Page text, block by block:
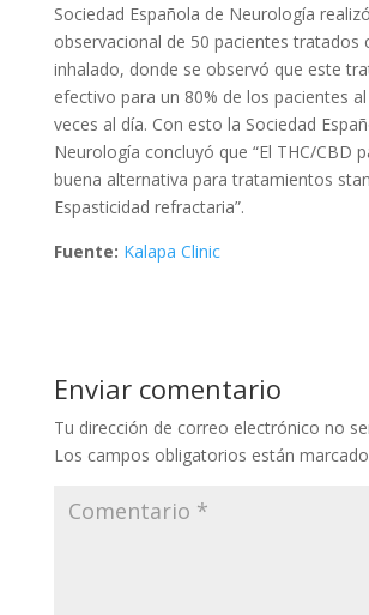
Sociedad Española de Neurología
observacional de 50 pacientes tratados
inhalado, donde se observó que este
efectivo para un 80% de los pacientes
veces al día. Con esto la Sociedad
Neurología concluyó que “El THC/CBD
buena alternativa para tratamientos
Espasticidad refractaria”.
Fuente: Kalapa Clinic
Enviar comentario
Tu dirección de correo electrónico no
Los campos obligatorios están